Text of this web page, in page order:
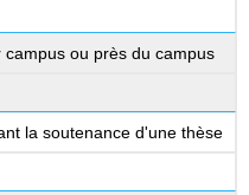
ou près du campus
la soutenance d'une thèse